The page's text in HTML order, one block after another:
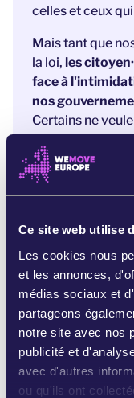
Ce site web utilise
Les cookies nous
et les annonces,
médias sociaux et
partageons
notre site avec nos
publicité et
avec d'autres
ou qu'ils ont
celles et ceux
Mais tant que
la loi, les
face à
nos
Certains ne
se contentent
s’opposer aux
détiennent le
Signez dès
nous sommes
nombreux à
pourront pas
toute discrétion.
Dites-leur de